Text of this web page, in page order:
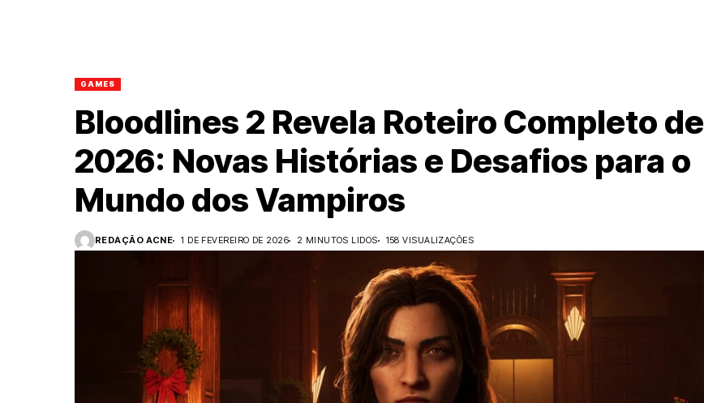
GAMES
Bloodlines 2 Revela Roteiro Completo de
2026: Novas Histórias e Desafios para o
Mundo dos Vampiros
REDAÇÃO ACNE 1 DE FEVEREIRO DE 2026 2 MINUTOS LIDOS 158 VISUALIZAÇÕES